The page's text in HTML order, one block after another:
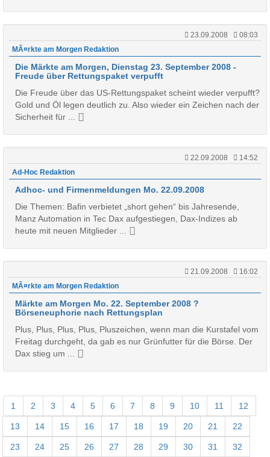
23.09.2008
08:03
MÃ¤rkte am Morgen Redaktion
Die Märkte am Morgen, Dienstag 23. September 2008 -
Freude über Rettungspaket verpufft
Die Freude über das US-Rettungspaket scheint wieder verpufft?
Gold und Öl legen deutlich zu. Also wieder ein Zeichen nach der
Sicherheit für ...
22.09.2008
14:52
Ad-Hoc Redaktion
Adhoc- und Firmenmeldungen Mo. 22.09.2008
Die Themen: Bafin verbietet „short gehen“ bis Jahresende,
Manz Automation in Tec Dax aufgestiegen, Dax-Indizes ab
heute mit neuen Mitglieder ...
21.09.2008
16:02
MÃ¤rkte am Morgen Redaktion
Märkte am Morgen Mo. 22. September 2008 ?
Börseneuphorie nach Rettungsplan
Plus, Plus, Plus, Plus, Pluszeichen, wenn man die Kurstafel vom
Freitag durchgeht, da gab es nur Grünfutter für die Börse. Der
Dax stieg um ...
1 2 3 4 5 6 7 8 9 10 11 12
13 14 15 16 17 18 19 20 21 22
23 24 25 26 27 28 29 30 31 32